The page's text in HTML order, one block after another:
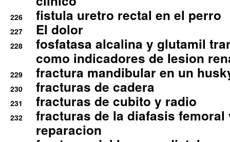
226 fistula uretro rectal en el perro
227 El dolor
228
fosfatasa alcalina y glutamil
como indicadores de lesion
229 fractura mandibular en un
230 fracturas de cadera
231 fracturas de cubito y radio
232
fracturas de la diafasis
reparacion